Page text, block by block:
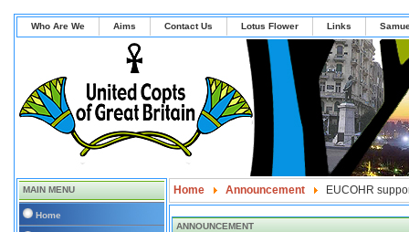
Who Are We Aims Contact Us Lotus Flower Links
MAIN MENU
Home
Home Announcement EUCOHR
ANNOUNCEMENT